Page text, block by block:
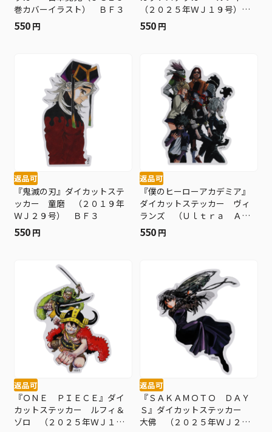
巻カバーイラスト） ＢＦ３
550 円
（２０２５年ＷＪ１９号）
ＢＦ３
550 円
返品可
『鬼滅の刃』ダイカットステ
ッカー 童磨 （２０１９年
ＷＪ２９号） ＢＦ３
550 円
返品可
『僕のヒーローアカデミア』
ダイカットステッカー ヴィ
ランズ （Ｕｌｔｒａ Ａｒ
ｃｈｉｖｅ） ＢＦ３
550 円
返品可
『ＯＮＥ ＰＩＥＣＥ』ダイ
カットステッカー ルフィ＆
ゾロ （２０２５年ＷＪ１７
返品可
『ＳＡＫＡＭＯＴＯ ＤＡＹ
Ｓ』ダイカットステッカー
大佛 （２０２５年ＷＪ２５